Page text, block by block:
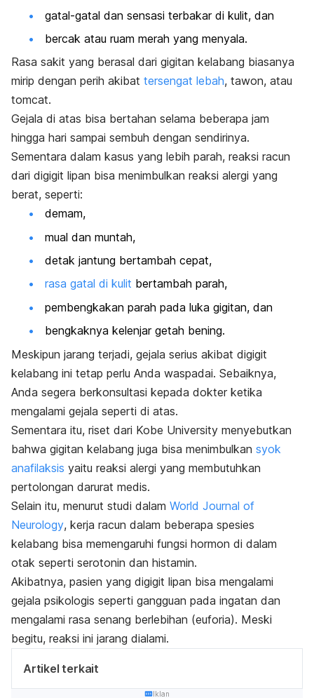
gatal-gatal dan sensasi terbakar di kulit, dan
bercak atau ruam merah yang menyala.
Rasa sakit yang berasal dari gigitan kelabang biasanya
mirip dengan perih akibat tersengat lebah, tawon, atau
tomcat.
Gejala di atas bisa bertahan selama beberapa jam
hingga hari sampai sembuh dengan sendirinya.
Sementara dalam kasus yang lebih parah, reaksi racun
dari digigit lipan bisa menimbulkan reaksi alergi yang
berat, seperti:
demam,
mual dan muntah,
detak jantung bertambah cepat,
rasa gatal di kulit bertambah parah,
pembengkakan parah pada luka gigitan, dan
bengkaknya kelenjar getah bening.
Meskipun jarang terjadi, gejala serius akibat digigit
kelabang ini tetap perlu Anda waspadai. Sebaiknya,
Anda segera berkonsultasi kepada dokter ketika
mengalami gejala seperti di atas.
Sementara itu, riset dari Kobe University menyebutkan
bahwa gigitan kelabang juga bisa menimbulkan syok
anafilaksis yaitu reaksi alergi yang membutuhkan
pertolongan darurat medis.
Selain itu, menurut studi dalam World Journal of
Neurology, kerja racun dalam beberapa spesies
kelabang bisa memengaruhi fungsi hormon di dalam
otak seperti serotonin dan histamin.
Akibatnya, pasien yang digigit lipan bisa mengalami
gejala psikologis seperti gangguan pada ingatan dan
mengalami rasa senang berlebihan (euforia). Meski
begitu, reaksi ini jarang dialami.
Artikel terkait
Iklan